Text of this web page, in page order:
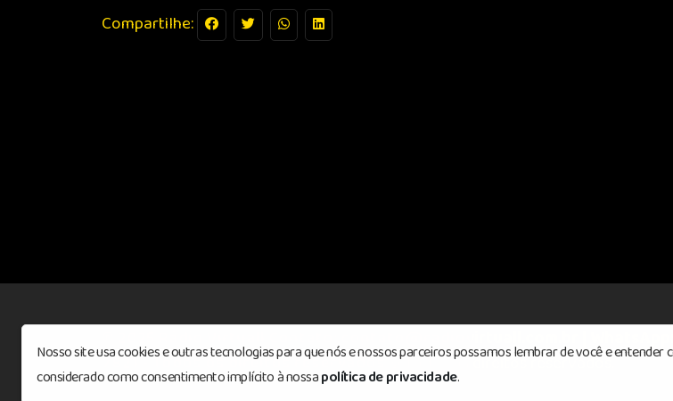
Compartilhe:
Nosso site usa cookies e outras tecnologias para que nós e nossos parceiros possamos lembrar de você e
considerado como consentimento implícito à nossapolítica de privacidade.
© 2025 Rádio Virtuall Contato: contato@radiovirtuall.com.br | WhatsApp:
7821 - Todos os direitos reservados© Todos os direitos reservados.